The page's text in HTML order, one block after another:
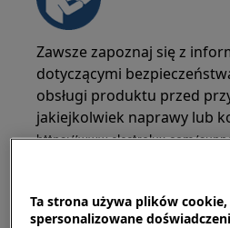
Zawsze zapoznaj się z
dotyczącymi
obsługi produktu przed
jakiejkolwiek naprawy lub
https://www.electrolux.com/
Ta strona używa plików cookie,
spersonalizowane